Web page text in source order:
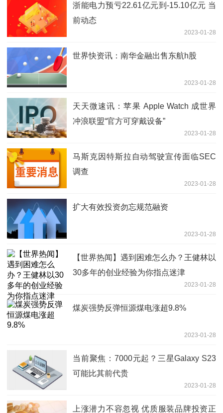
浙能电力预亏22.61亿元到-15.10亿元 当
前动态
2023-01-28
世界快资讯：南华金融出售东航h股
2023-01-28
天天微速讯：苹果 Apple Watch 成世界
冲浪联盟“官方可穿戴设备”
2023-01-28
马斯克因特斯拉自动驾驶宣传面临SEC
调查
2023-01-28
扩大有效投资勿忘规范融资
2023-01-28
【世界热闻】遇到困难怎么办？王健林以
30多年的创业经验为你指点迷津
2023-01-28
煤炭强势反弹恒源煤电涨超9.8%
2023-01-28
当前聚焦：7000元起？三星Galaxy S23
可能比其前代贵
2023-01-28
上涨潜力不容忽视 优质服装品牌投资正